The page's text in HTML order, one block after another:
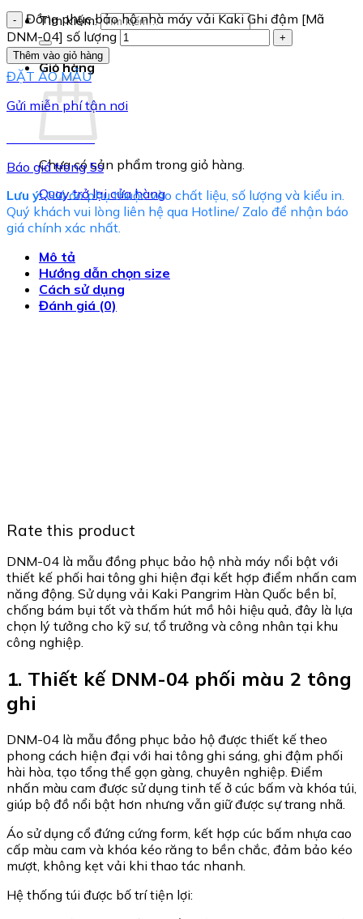
Tìm kiếm:
Giỏ hàng
Chưa có sản phẩm trong giỏ hàng.
Quay trở lại cửa hàng
Đồng phục bảo hộ nhà máy vải Kaki Ghi đậm [Mã
DNM-04] số lượng
Thêm vào giỏ hàng
ĐẶT ÁO MẪU
Gửi miễn phí tận nơi
TƯ VẤN NGAY
Báo giá trong 5s
Lưu ý:Giá áo phụ thuộc vào chất liệu, số lượng và kiểu in.
Quý khách vui lòng liên hệ qua Hotline/ Zalo để nhận báo
giá chính xác nhất.
Mô tả
Hướng dẫn chọn size
Cách sử dụng
Đánh giá (0)
Rate this product
DNM-04 là mẫu đồng phục bảo hộ nhà máy nổi bật với
thiết kế phối hai tông ghi hiện đại kết hợp điểm nhấn cam
năng động. Sử dụng vải Kaki Pangrim Hàn Quốc bền bỉ,
chống bám bụi tốt và thấm hút mồ hôi hiệu quả, đây là lựa
chọn lý tưởng cho kỹ sư, tổ trưởng và công nhân tại khu
công nghiệp.
1. Thiết kế DNM-04 phối màu 2 tông
ghi
DNM-04 là mẫu đồng phục bảo hộ được thiết kế theo
phong cách hiện đại với hai tông ghi sáng, ghi đậm phối
hài hòa, tạo tổng thể gọn gàng, chuyên nghiệp. Điểm
nhấn màu cam được sử dụng tinh tế ở cúc bấm và khóa túi,
giúp bộ đồ nổi bật hơn nhưng vẫn giữ được sự trang nhã.
Áo sử dụng cổ đứng cứng form, kết hợp cúc bấm nhựa cao
cấp màu cam và khóa kéo răng to bền chắc, đảm bảo kéo
mượt, không kẹt vải khi thao tác nhanh.
Hệ thống túi được bố trí tiện lợi: